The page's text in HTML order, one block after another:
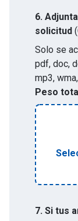
6.
solicitud
Solo se
pdf, doc,
mp3,
Peso
7. Si tus